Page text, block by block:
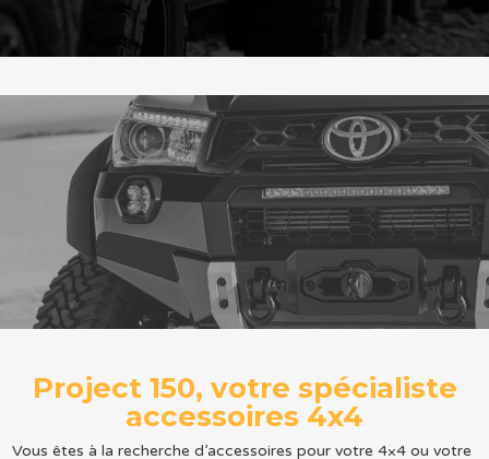
Project 150, votre spécialiste
accessoires 4x4
Vous êtes à la recherche d’accessoires pour votre 4×4 ou votre